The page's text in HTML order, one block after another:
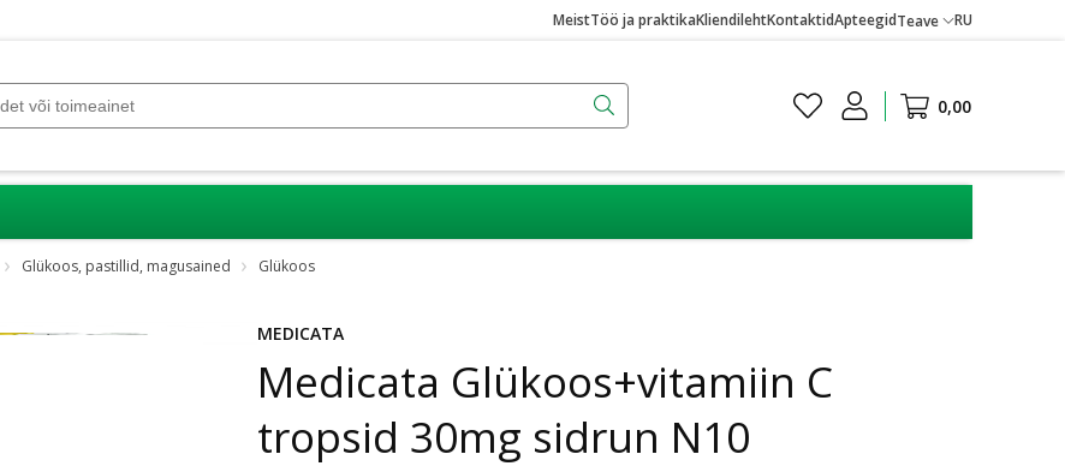
MeistTöö ja praktikaKliendilehtKontaktidApteegidTeave RU
0,00
Glükoos, pastillid, magusained Glükoos
MEDICATA
Medicata Glükoos+vitamiin C
tropsid 30mg sidrun N10